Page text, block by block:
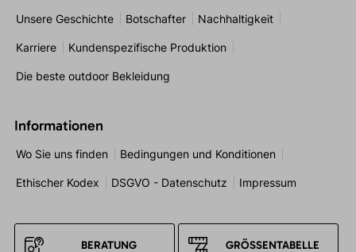
Unsere Geschichte Botschafter Nachhaltigkeit
Karriere Kundenspezifische Produktion
Die beste outdoor Bekleidung
Informationen
Wo Sie uns finden Bedingungen und Konditionen
Ethischer Kodex DSGVO - Datenschutz Impressum
BERATUNG GRÖSSENTABELLE